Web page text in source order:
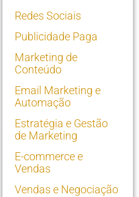
Redes Sociais
Publicidade Paga
Marketing de
Conteúdo
Email Marketing e
Automação
Estratégia e Gestão
de Marketing
E-commerce e
Vendas
Vendas e Negociação